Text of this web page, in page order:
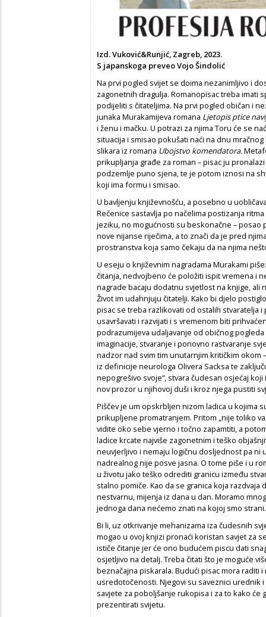
Izd. Vuković&Runjić, Zagreb, 2023.
S japanskoga preveo Vojo Šindolić
Na prvi pogled svijet se doima nezanimljivo i
zagonetnih dragulja. Romanopisac treba imati
podijeliti s čitateljima. Na prvi pogled običan i
junaka Murakamijeva romana Ljetopis ptice
i ženu i mačku. U potrazi za njima Toru će se
situacija i smisao pokušati naći na dnu
slikara iz romana Ubojstvo komendatora.
prikupljanja građe za roman – pisac ju
podzemlje puno sjena, te je potom iznosi na
koji ima formu i smisao.
U bavljenju književnošću, a posebno u
Rečenice sastavlja po načelima postizanja
jeziku, no mogućnosti su beskonačne – posao
nove nijanse riječima, a to znači da je pred
prostranstva koja samo čekaju da na njima
U eseju o književnim nagradama Murakami
čitanja, nedvojbeno će položiti ispit vremena i
nagrade bacaju dodatnu svjetlost na knjige, ali
Život im udahnjuju čitatelji. Kako bi djelo
pisac se treba razlikovati od ostalih stvaratelja
usavršavati i razvijati i s vremenom biti
podrazumijeva udaljavanje od običnog
imaginacije, stvaranje i ponovno rastvaranje
nadzor nad svim tim unutarnjim kritičkim
iz definicije neurologa Olivera Sacksa te
nepogrešivo svoje“, stvara čudesan osjećaj
nov prozor u njihovoj duši i kroz njega pustiti
Piščev je um opskrbljen nizom ladica u kojima
prikupljene promatranjem. Pritom „nije toliko
vidite oko sebe vjerno i točno zapamtiti, a
ladice krcate najviše zagonetnim i teško
neuvjerljivo i nemaju logičnu dosljednost pa ni
nadrealnog nije posve jasna. O tome piše i u
u životu jako teško odrediti granicu između
stalno pomiče. Kao da se granica koja
nestvarnu, mijenja iz dana u dan. Moramo
jednoga dana nećemo znati na kojoj smo
Bi li, uz otkrivanje mehanizama iza čudesnih
mogao u ovoj knjizi pronaći koristan savjet za
ističe čitanje jer će ono budućem piscu dati
osjetljivo na detalj. Treba čitati što je moguće
beznačajna piskarala. Budući pisac mora raditi
usredotočenosti. Njegovi su saveznici urednik
savjete za poboljšanje rukopisa i za to kako će
prezentirati svijetu.